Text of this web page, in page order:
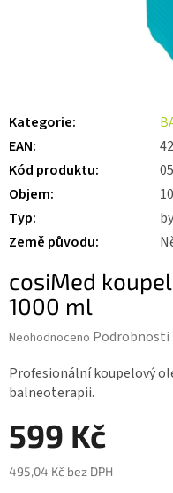
Kategorie:
EAN:
Kód produktu:
Objem:
Typ:
Země původu:
cosiMed
1000 ml
Průměrné
produktu
je
0,0
hvězdiček.
Neohodnoceno Podrobnosti
Profesionální koupelový
balneoterapii.
599 Kč
495,04 Kč bez DPH